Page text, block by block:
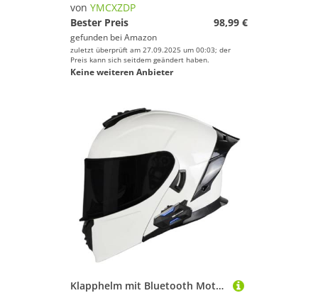
von YMCXZDP
Bester Preis
98,99 €
gefunden bei Amazon
zuletzt überprüft am 27.09.2025 um 00:03; der
Preis kann sich seitdem geändert haben.
Keine weiteren Anbieter
Klapphelm mit Bluetooth Motorradhelm Helm mit integriertem Bluetooth Integralhelm Anti-Fog-Doppelspiegel Vollvisierhelm DOTECE Genehmigt sturzhelm für Damen Herren 12,S=55~56cm